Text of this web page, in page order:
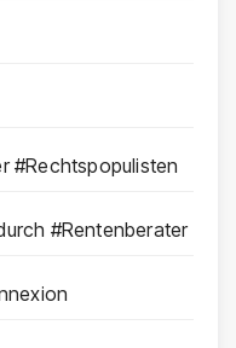
#Rechtspopulisten
#Rentenberater